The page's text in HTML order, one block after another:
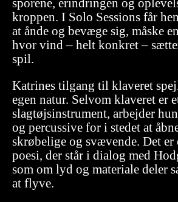
sporene, erindringen og
kroppen. I Solo Sessions får
at ånde og bevæge sig, måske
hvor vind – helt konkret –
spil.
Katrines tilgang til klaveret
egen natur. Selvom klaveret er
slagtøjsinstrument, arbejder
og percussive for i stedet at
skrøbelige og svævende. Det er
poesi, der står i dialog med
som om lyd og materiale deler
at flyve.